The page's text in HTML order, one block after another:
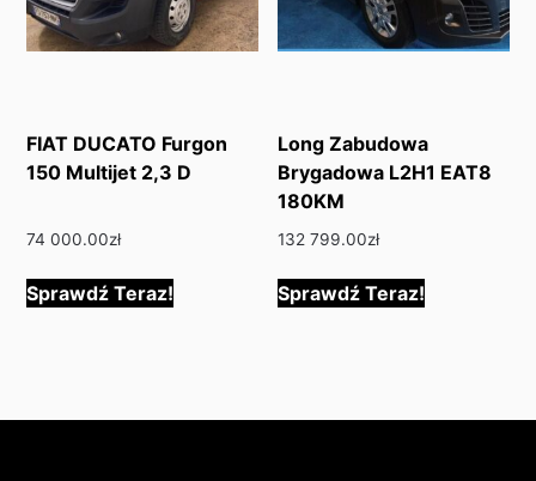
FIAT DUCATO Furgon
150 Multijet 2,3 D
74 000.00zł
Sprawdź Teraz!
Long Zabudowa
Brygadowa L2H1 EAT8
180KM
132 799.00zł
Sprawdź Teraz!